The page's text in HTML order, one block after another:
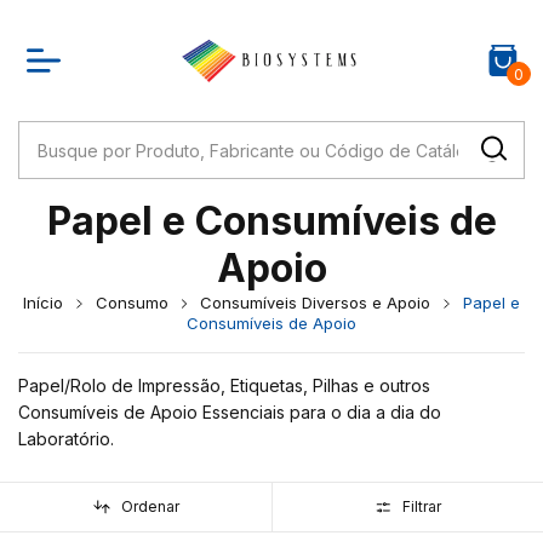
0
Papel e Consumíveis de
Apoio
Início Consumo Consumíveis Diversos e Apoio
Papel e
Consumíveis de Apoio
Papel/Rolo de Impressão, Etiquetas, Pilhas e outros
Consumíveis de Apoio Essenciais para o dia a dia do
Laboratório.
Ordenar Filtrar